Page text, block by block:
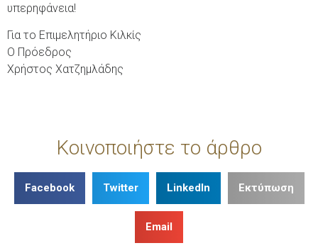
υπερηφάνεια!
Για το Επιμελητήριο Κιλκίς
Ο Πρόεδρος
Χρήστος Χατζημλάδης
Κοινοποιήστε το άρθρο
Facebook Twitter LinkedIn Εκτύπωση
Email